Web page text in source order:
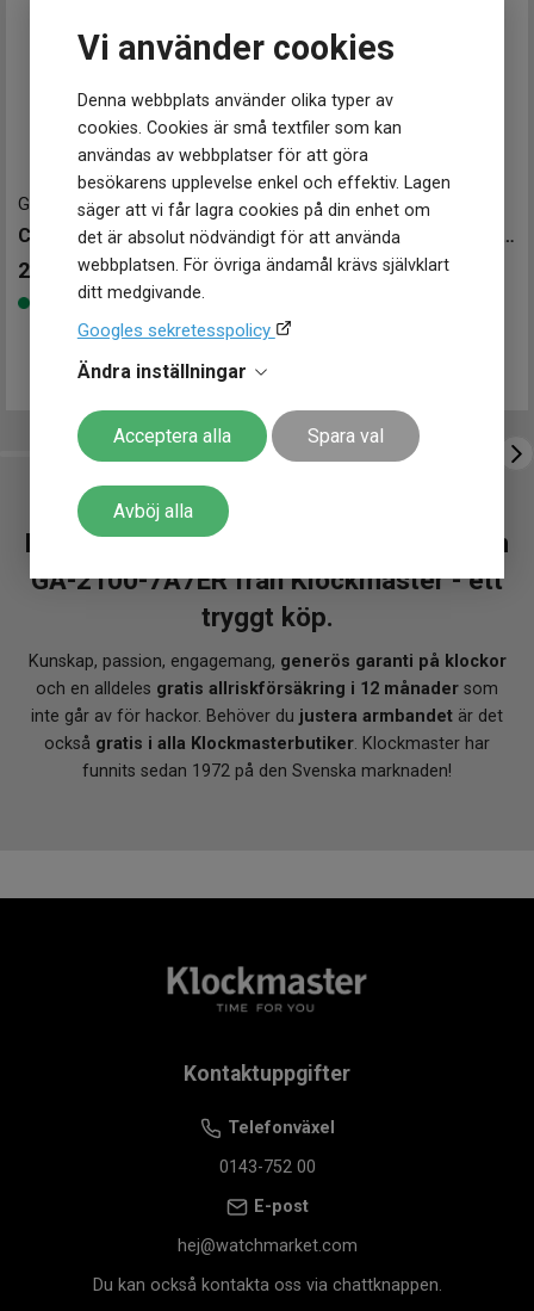
Vi använder cookies
Denna webbplats använder olika typer av
cookies. Cookies är små textfiler som kan
användas av webbplatser för att göra
besökarens upplevelse enkel och effektiv. Lagen
säger att vi får lagra cookies på din enhet om
det är absolut nödvändigt för att använda
webbplatsen. För övriga ändamål krävs självklart
ditt medgivande.
Googles sekretesspolicy
Ändra inställningar
Acceptera alla Spara val
Avböj alla
Urverk Quartz (batteri)
Storlek
Diameter
43 mm
Tjocklek
11 mm
Egenskaper
Vattentät
Glas material
Mineral
Spänne / lås
Spänne
Funktioner
Datum
Ja
Ja
Tidtagning
Ja
Extra tidzon
Larm
Ja
Klockmaster Gävle, Centrum
Klockmaster Göteborg, Backaplan
Klockmaster Hudiksvall
Klockmaster Malmö, Mobilia Urhandel
Klockmaster Norrköping, Becks Urhandel
Klockmaster Norrtälje
Klockmaster Nässjö
Klockmaster Stockholm, Fältöversten
Klockmaster Stockholm, Kista
Klockmaster Sundsvall
Klockmaster Trollhättan
Klockmaster Ulricehamn
Klockmaster Örebro
Klockmaster Östersund
GBA-950-2AER-44 mm
CASIO G-Shock G-Squad 44mm
2 199 kr
Finns i lager
GA-2100FL-8AER-45 mm
CASIO G-Shock Flame Inside 45mm
1 898 kr
En CASIO G-Shock Tone-on-Tone 45mm
GA-2100-7A7ER från Klockmaster - ett
tryggt köp.
Kunskap, passion, engagemang, generös garanti på klockor
och en alldeles gratis allriskförsäkring i 12 månader som
inte går av för hackor. Behöver du justera armbandet är det
också gratis i alla Klockmasterbutiker. Klockmaster har
funnits sedan 1972 på den Svenska marknaden!
Kontaktuppgifter
Telefonväxel
0143-752 00
E-post
hej@watchmarket.com
Du kan också kontakta oss via chattknappen.